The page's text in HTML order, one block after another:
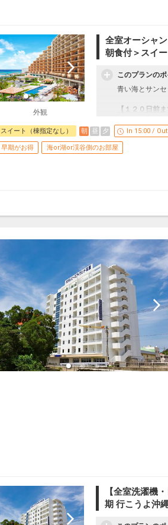
※割引適用後
【９０日前ま
ご宿泊の９０
※早期申込期間
※他の割引と
認画面」でご確
【６０日前まで
ご宿泊の６０日
員・泊数の増
※割引適用後の
ホテルポイント
●レンタルアメ
一部有料）
●屋外プール・
月～１０月予定
※旅行代金に含
お子様ポイント
●お子様用ルー
※旅行代金に含
●３連泊以上
※旅行代金に
※２泊目と４
設定期間：
インターネット
外観
全室オーシャ
朝食付＞スイ
このプランのポ
青い海とサン
【１２０日前
１泊につきおひ
※早期申込期間
員・泊数の増
※割引適用後
【９０日前ま
※早期申込期間
員・泊数の増
※他の割引との
※割引適用後の
認画面」でご確
【６０日前まで
ご宿泊の６０日
１泊につきおひ
※早期申込期間
員・泊数の増
※他の割引との
※割引適用後
認画面」でご
●屋外プール
※曜日によって
てご確認くださ
※旅行代金に含
スイート（棟指定なし） 朝 昼 夕 In 15:00 /
早期がお得 海or湖or渓谷側のお部屋
【全室洗濯機
期 行こうよ沖